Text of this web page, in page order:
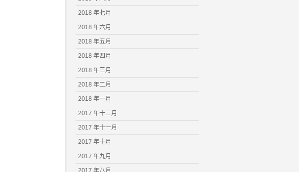
2018 年七月
2018 年六月
2018 年五月
2018 年四月
2018 年三月
2018 年二月
2018 年一月
2017 年十二月
2017 年十一月
2017 年十月
2017 年九月
2017 年八月